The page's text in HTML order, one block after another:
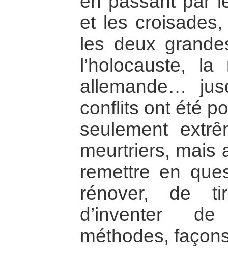
et les croisades,
les deux
l’holocauste,
allemande…
conflits ont été
seulement
meurtriers, mais
remettre en
rénover, de
d’inventer
méthodes,